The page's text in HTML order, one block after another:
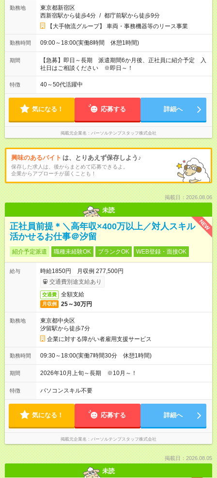
勤務地
東京都新宿区
西新宿駅から徒歩4分 / 都庁前駅から徒歩9分
【大手物流グループ】 車両・事務機器等のリース事業
勤務時間 09:00～18:00(実働8時間 休憩1時間)
期間
【急募】即日～長期 派遣期間6か月後、正社員に紹介予定 入
社日はご相談ください ※即日～！
特徴 40～50代活躍中
気になる！ 応募する 詳細へ
掲載元企業名 パーソルテンプスタッフ株式会社
興味のあるバイト は、とりあえず保存しよう♪
保存した求人は、後からまとめて応募できるよ。
企業からアプローチが届くことも！
掲載日：2026.08.06
未読
NEW
正社員前提＊＼高年収×400万以上／対人スキル
活かせるお仕事＠汐留
紹介予定派遣 職種未経験OK ブランクOK WEB登録・面接OK
給与
時給1850円 月収例 277,500円
交通費別途支給あり
交通費 全額支給
月収例 25～30万円
勤務地
東京都中央区
汐留駅から徒歩7分
企業に対する障がい者雇用支援サービス
勤務時間 09:30～18:00(実働7時間30分 休憩1時間)
期間 2026年10月上旬～長期 ※10月～！
特徴 パソコンスキル不要
気になる！ 応募する 詳細へ
掲載元企業名 パーソルテンプスタッフ株式会社
掲載日：2026.08.05
未読